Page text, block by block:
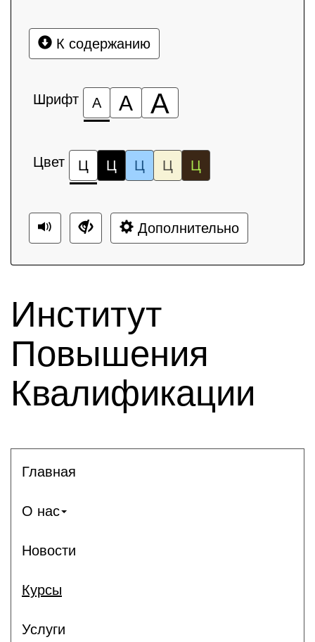
К содержанию
Шрифт А А А
Цвет Ц Ц Ц Ц Ц
Дополнительно
Институт
Повышения
Квалификации
Главная
О нас
Новости
Курсы
Услуги